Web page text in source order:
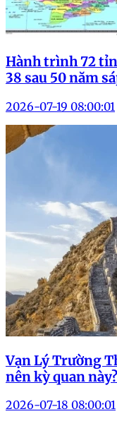
Hành trình 72
38 sau 50 năm
2026-07-19 08:00:01
Vạn Lý Trường
nên kỳ quan này?
2026-07-18 08:00:01